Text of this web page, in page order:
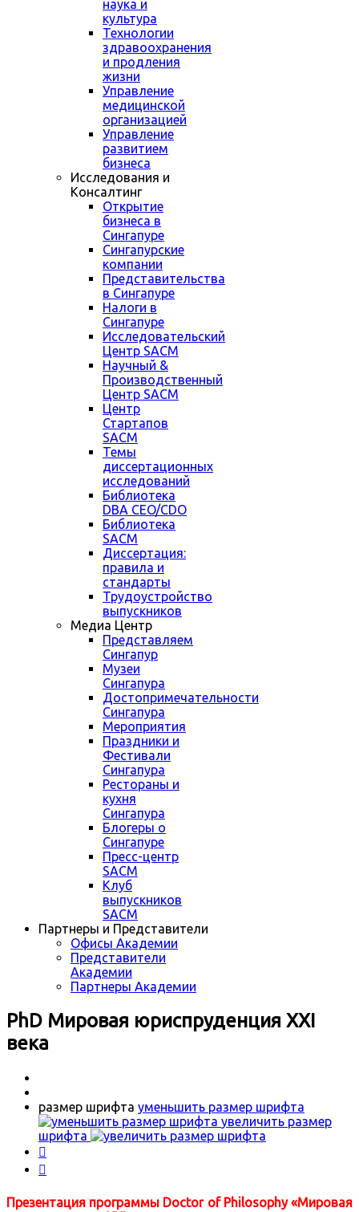
наука и
культура
Технологии
здравоохранения
и продления
жизни
Управление
медицинской
организацией
Управление
развитием
бизнеса
Исследования и
Консалтинг
Открытие
бизнеса в
Сингапуре
Сингапурские
компании
Представительства
в Сингапуре
Налоги в
Сингапуре
Исследовательский
Центр SACM
Научный &
Производственный
Центр SACM
Центр
Стартапов
SACM
Темы
диссертационных
исследований
Библиотека
DBA CEO/CDO
Библиотека
SACM
Диссертация:
правила и
стандарты
Трудоустройство
выпускников
Медиа Центр
Представляем
Сингапур
Музеи
Сингапура
Достопримечательности
Сингапура
Мероприятия
Праздники и
Фестивали
Сингапура
Рестораны и
кухня
Сингапура
Блогеры о
Сингапуре
Пресс-центр
SACM
Клуб
выпускников
SACM
Партнеры и Представители
Офисы Академии
Представители
Академии
Партнеры Академии
PhD Мировая юриспруденция XXI
века
размер шрифта уменьшить размер шрифта
увеличить размер
шрифта


Презентация программы Doctor of Philosophy «Мировая